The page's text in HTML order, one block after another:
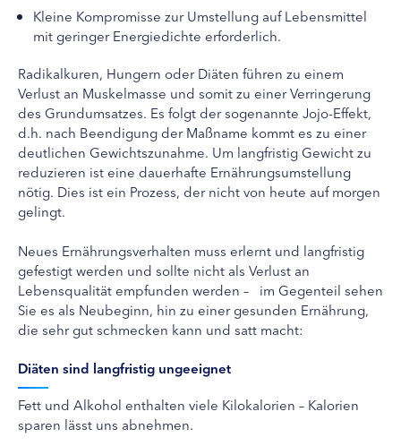
Kleine Kompromisse zur Umstellung auf Lebensmittel
mit geringer Energiedichte erforderlich.
Radikalkuren, Hungern oder Diäten führen zu einem
Verlust an Muskelmasse und somit zu einer Verringerung
des Grundumsatzes. Es folgt der sogenannte Jojo-Effekt,
d.h. nach Beendigung der Maßname kommt es zu einer
deutlichen Gewichtszunahme. Um langfristig Gewicht zu
reduzieren ist eine dauerhafte Ernährungsumstellung
nötig. Dies ist ein Prozess, der nicht von heute auf morgen
gelingt.
Neues Ernährungsverhalten muss erlernt und langfristig
gefestigt werden und sollte nicht als Verlust an
Lebensqualität empfunden werden – im Gegenteil sehen
Sie es als Neubeginn, hin zu einer gesunden Ernährung,
die sehr gut schmecken kann und satt macht:
Diäten sind langfristig ungeeignet
Fett und Alkohol enthalten viele Kilokalorien – Kalorien
sparen lässt uns abnehmen.